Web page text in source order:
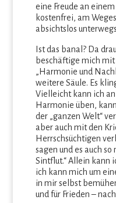
eine Freude an
kostenfrei, am
absichtslos
Ist das banal? Da
beschäftige mich
„Harmonie und
weitere Säule. Es
Vielleicht kann ich
Harmonie üben,
der „ganzen Welt“
aber auch mit den
Herrschsüchtigen
sagen und es auch
Sintflut.“ Allein kann
ich kann mich um
in mir selbst
und für Frieden –